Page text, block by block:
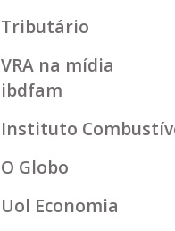
Tributário
VRA na mídia
ibdfam
Instituto
O Globo
Uol Economia